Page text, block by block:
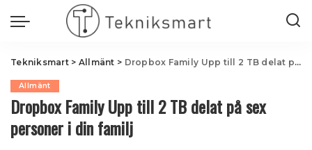
Tekniksmart> Allmänt > Dropbox Family Upp till 2 TB delat på sex personer i din familj
Allmänt
Dropbox Family Upp till 2 TB delat på sex
personer i din familj